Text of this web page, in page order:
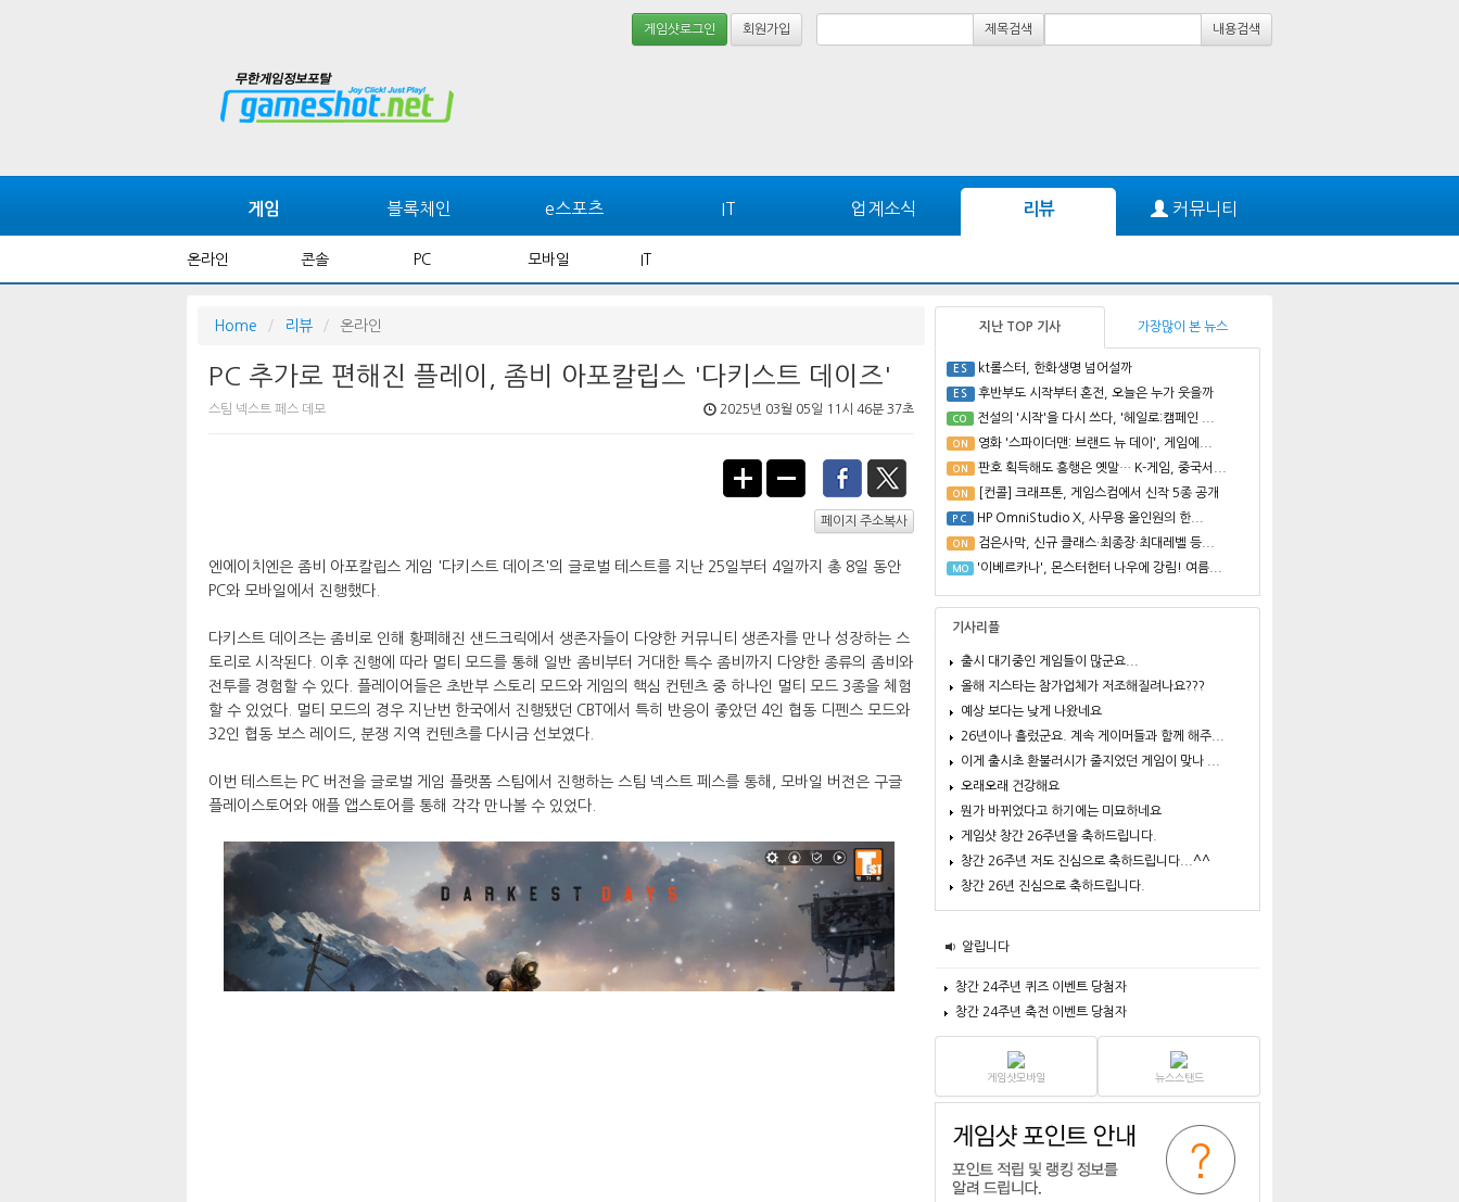
게임샷로그인 회원가입 제목검색 내용검색
게임 블록체인 e스포츠 IT 업계소식 리뷰 커뮤니티
온라인 콘솔 PC 모바일 IT
Home 리뷰 온라인
PC 추가로 편해진 플레이, 좀비 아포칼립스 '다키스트 데이즈'
스팀 넥스트 페스 데모 2025년 03월 05일 11시 46분 37초
페이지 주소복사
엔에이치엔은 좀비 아포칼립스 게임 '다키스트 데이즈'의 글로벌 테스트를 지난 25일부터 4일까지 총 8일 동안
PC와 모바일에서 진행했다.
다키스트 데이즈는 좀비로 인해 황폐해진 샌드크릭에서 생존자들이 다양한 커뮤니티 생존자를 만나 성장하는 스
토리로 시작된다. 이후 진행에 따라 멀티 모드를 통해 일반 좀비부터 거대한 특수 좀비까지 다양한 종류의 좀비와
전투를 경험할 수 있다. 플레이어들은 초반부 스토리 모드와 게임의 핵심 컨텐츠 중 하나인 멀티 모드 3종을 체험
할 수 있었다. 멀티 모드의 경우 지난번 한국에서 진행됐던 CBT에서 특히 반응이 좋았던 4인 협동 디펜스 모드와
32인 협동 보스 레이드, 분쟁 지역 컨텐츠를 다시금 선보였다.
이번 테스트는 PC 버전을 글로벌 게임 플랫폼 스팀에서 진행하는 스팀 넥스트 페스를 통해, 모바일 버전은 구글
플레이스토어와 애플 앱스토어를 통해 각각 만나볼 수 있었다.
지난 TOP 기사 가장많이 본 뉴스
ES kt롤스터, 한화생명 넘어설까
ES 후반부도 시작부터 혼전, 오늘은 누가 웃을까
CO 전설의 '시작'을 다시 쓰다, '헤일로:캠페인 ...
ON 영화 '스파이더맨: 브랜드 뉴 데이', 게임에...
ON 판호 획득해도 흥행은 옛말… K-게임, 중국서...
ON [컨콜] 크래프톤, 게임스컴에서 신작 5종 공개
PC HP OmniStudio X, 사무용 올인원의 한...
ON 검은사막, 신규 클래스·최종장·최대레벨 등...
MO '이베르카나', 몬스터헌터 나우에 강림! 여름...
기사리플
출시 대기중인 게임들이 많군요...
올해 지스타는 참가업체가 저조해질려나요???
예상 보다는 낮게 나왔네요
26년이나 흘렀군요. 계속 게이머들과 함께 해주...
이게 출시초 환불러시가 줄지었던 게임이 맞나 ...
오래오래 건강해요
뭔가 바뀌었다고 하기에는 미묘하네요
게임샷 창간 26주년을 축하드립니다.
창간 26주년 저도 진심으로 축하드립니다...^^
창간 26년 진심으로 축하드립니다.
알립니다
창간 24주년 퀴즈 이벤트 당첨자
창간 24주년 축전 이벤트 당첨자
게임샷모바일 뉴스스탠드